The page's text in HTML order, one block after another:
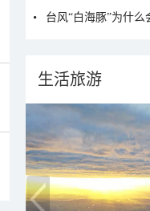
台风“白海豚”为什么
生活旅游